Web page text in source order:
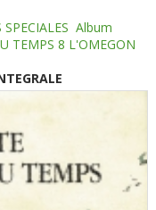
Album
TEMPS 8 L'OMEGON